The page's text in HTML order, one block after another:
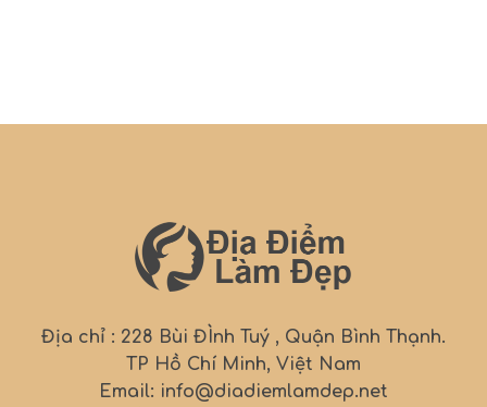
Địa chỉ : 228 Bùi ĐÌnh Tuý , Quận Bình Thạnh.
TP Hồ Chí Minh, Việt Nam
Email: info@diadiemlamdep.net